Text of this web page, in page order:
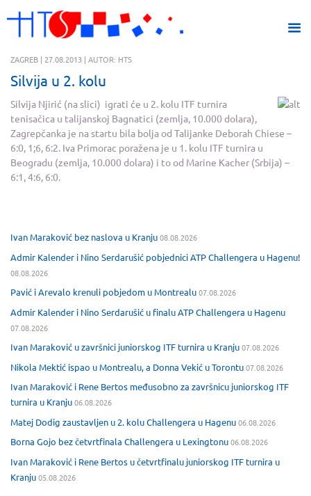
ZAGREB | 27.08.2013 | AUTOR: HTS
Silvija u 2. kolu
Silvija Njirić (na slici) igrati će u 2. kolu ITF turnira
tenisačica u talijanskoj Bagnatici (zemlja, 10.000 dolara),
Zagrepčanka je na startu bila bolja od Talijanke Deborah Chiese –
6:0, 1;6, 6:2. Iva Primorac poražena je u 1. kolu ITF turnira u
Beogradu (zemlja, 10.000 dolara) i to od Marine Kacher (Srbija) –
6:1, 4:6, 6:0.
Ivan Maraković bez naslova u Kranju08.08.2026
Admir Kalender i Nino Serdarušić pobjednici ATP Challengera u Hagenu!
08.08.2026
Pavić i Arevalo krenuli pobjedom u Montrealu07.08.2026
Admir Kalender i Nino Serdarušić u finalu ATP Challengera u Hagenu
07.08.2026
Ivan Maraković u završnici juniorskog ITF turnira u Kranju07.08.2026
Nikola Mektić ispao u Montrealu, a Donna Vekić u Torontu07.08.2026
Ivan Maraković i Rene Bertos međusobno za završnicu juniorskog ITF
turnira u Kranju06.08.2026
Matej Dodig zaustavljen u 2. kolu Challengera u Hagenu06.08.2026
Borna Gojo bez četvrtfinala Challengera u Lexingtonu06.08.2026
Ivan Maraković i Rene Bertos u četvrtfinalu juniorskog ITF turnira u
Kranju05.08.2026